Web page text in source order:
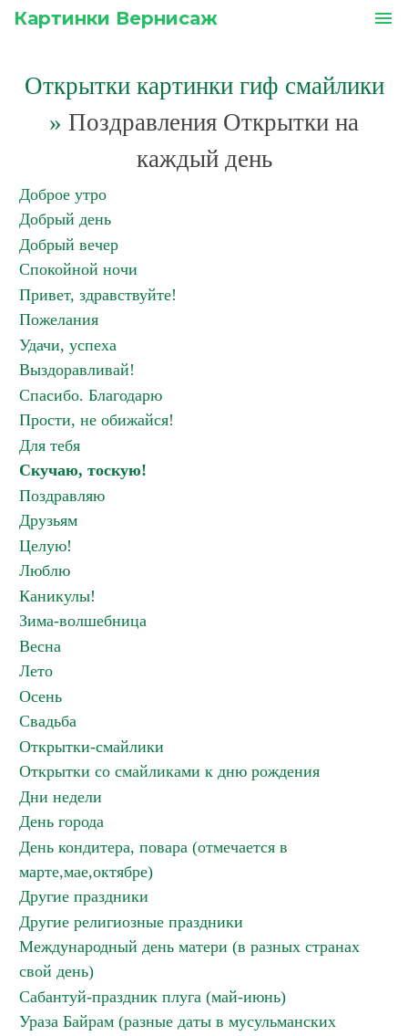
Картинки Вернисаж menu
Открытки картинки гиф смайлики
» Поздравления Открытки на
каждый день
Доброе утро
Добрый день
Добрый вечер
Спокойной ночи
Привет, здравствуйте!
Пожелания
Удачи, успеха
Выздоравливай!
Спасибо. Благодарю
Прости, не обижайся!
Для тебя
Скучаю, тоскую!
Поздравляю
Друзьям
Целую!
Люблю
Каникулы!
Зима-волшебница
Весна
Лето
Осень
Свадьба
Открытки-смайлики
Открытки со смайликами к дню рождения
Дни недели
День города
День кондитера, повара (отмечается в
марте,мае,октябре)
Другие праздники
Другие религиозные праздники
Международный день матери (в разных странах
свой день)
Сабантуй-праздник плуга (май-июнь)
Ураза Байрам (разные даты в мусульманских